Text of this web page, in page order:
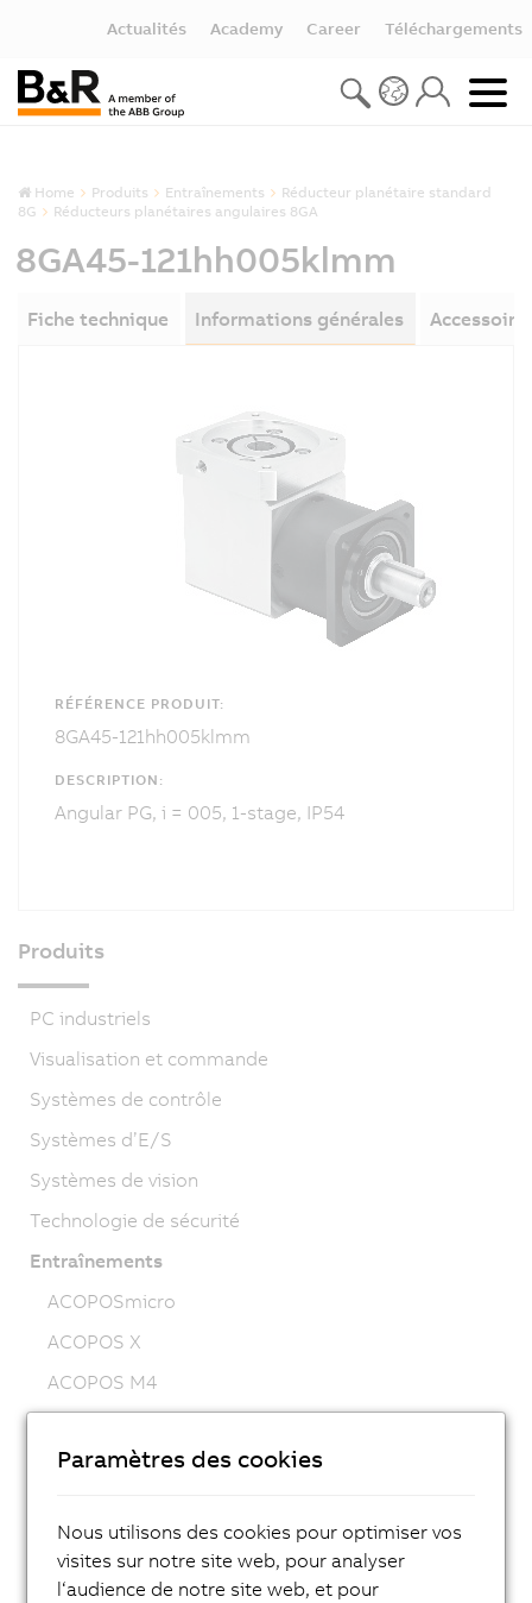
Actualités Academy Career Téléchargements
Home Produits Entraînements
Réducteur planétaire standard
8G
Réducteurs planétaires angulaires 8GA
8GA45-121hh005klmm
Fiche technique Informations générales
RÉFÉRENCE PRODUIT:
8GA45-121hh005klmm
DESCRIPTION:
Angular PG, i = 005, 1-stage, IP54
Produits
PC industriels
Visualisation et commande
Systèmes de contrôle
Systèmes d’E/S
Systèmes de vision
Technologie de sécurité
Entraînements
ACOPOSmicro
ACOPOS X
ACOPOS M4
ACOPOS P3
ACOPOSremote
ACOPOSmotor
Paramètres des cookies
Nous utilisons des cookies pour optimiser vos
visites sur notre site web, pour analyser
l‘audience de notre site web, et pour